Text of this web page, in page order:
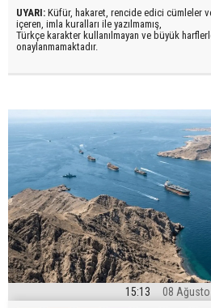
UYARI: Küfür, hakaret, rencide edici cümleler
içeren, imla kuralları ile yazılmamış,
Türkçe karakter kullanılmayan ve büyük
onaylanmamaktadır.
15:13 08